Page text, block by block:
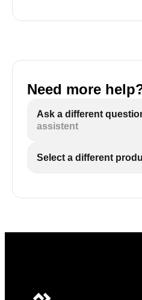
Need more
Ask a different
assistent
Select a different